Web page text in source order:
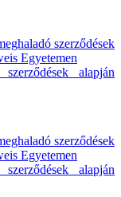
szerződések
Egyetemen
alapján
szerződések
Egyetemen
alapján